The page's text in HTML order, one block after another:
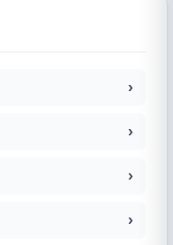
›
›
›
›